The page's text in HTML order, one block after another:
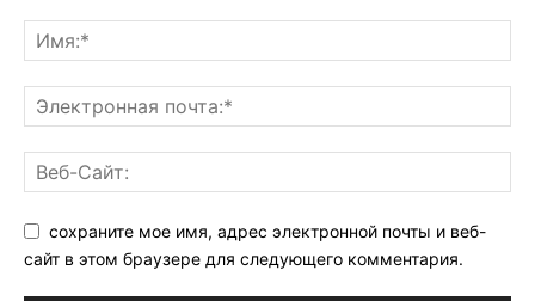
сохраните мое имя, адрес электронной почты и веб-
сайт в этом браузере для следующего комментария.